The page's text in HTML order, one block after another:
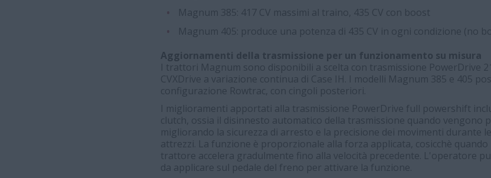
Magnum 385: 417 CV massimi al traino, 435 CV con boost
Magnum 405: produce una potenza di 435 CV in ogni condizione (no
Aggiornamenti della trasmissione per un funzionamento su misura
I trattori Magnum sono disponibili a scelta con trasmissione PowerDrive
CVXDrive a variazione continua di Case IH. I modelli Magnum 385 e 405
configurazione Rowtrac, con cingoli posteriori.
I miglioramenti apportati alla trasmissione PowerDrive full powershift
clutch, ossia il disinnesto automatico della trasmissione quando vengono
migliorando la sicurezza di arresto e la precisione dei movimenti durante
attrezzi. La funzione è proporzionale alla forza applicata, cosicchè
trattore accelera gradulmente fino alla velocità precedente. L'operatore
da applicare sul pedale del freno per attivare la funzione.